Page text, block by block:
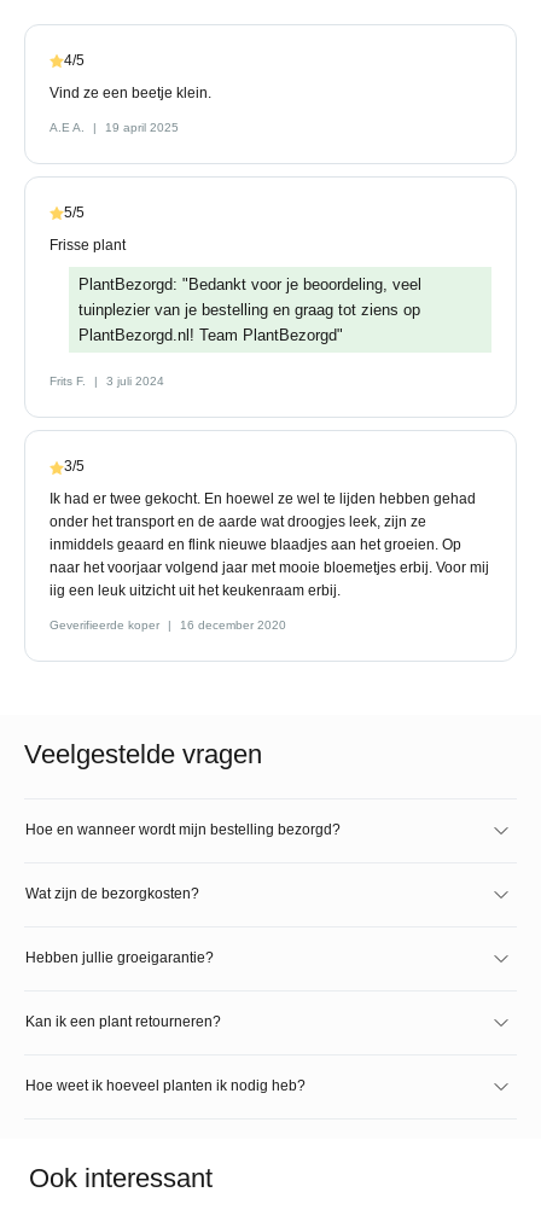
4/5
Vind ze een beetje klein.
A.E A. 19 april 2025
5/5
Frisse plant
PlantBezorgd: "Bedankt voor je beoordeling, veel
tuinplezier van je bestelling en graag tot ziens op
PlantBezorgd.nl! Team PlantBezorgd"
Frits F. 3 juli 2024
3/5
Ik had er twee gekocht. En hoewel ze wel te lijden hebben gehad
onder het transport en de aarde wat droogjes leek, zijn ze
inmiddels geaard en flink nieuwe blaadjes aan het groeien. Op
naar het voorjaar volgend jaar met mooie bloemetjes erbij. Voor mij
iig een leuk uitzicht uit het keukenraam erbij.
Geverifieerde koper 16 december 2020
Veelgestelde vragen
Hoe en wanneer wordt mijn bestelling bezorgd?
Wat zijn de bezorgkosten?
Hebben jullie groeigarantie?
Kan ik een plant retourneren?
Hoe weet ik hoeveel planten ik nodig heb?
Ook interessant